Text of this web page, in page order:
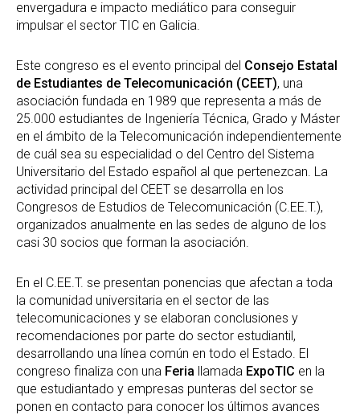
envergadura e impacto mediático para conseguir
impulsar el sector TIC en Galicia.
Este congreso es el evento principal del Consejo Estatal
de Estudiantes de Telecomunicación (CEET), una
asociación fundada en 1989 que representa a más de
25.000 estudiantes de Ingeniería Técnica, Grado y Máster
en el ámbito de la Telecomunicación independientemente
de cuál sea su especialidad o del Centro del Sistema
Universitario del Estado español al que pertenezcan. La
actividad principal del CEET se desarrolla en los
Congresos de Estudios de Telecomunicación (C.EE.T.),
organizados anualmente en las sedes de alguno de los
casi 30 socios que forman la asociación.
En el C.EE.T. se presentan ponencias que afectan a toda
la comunidad universitaria en el sector de las
telecomunicaciones y se elaboran conclusiones y
recomendaciones por parte do sector estudiantil,
desarrollando una línea común en todo el Estado. El
congreso finaliza con una Feria llamada ExpoTIC en la
que estudiantado y empresas punteras del sector se
ponen en contacto para conocer los últimos avances